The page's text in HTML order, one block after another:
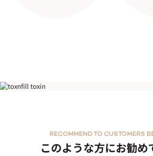
このような方にお勧め
RECOMMEND TO CUSTOMERS